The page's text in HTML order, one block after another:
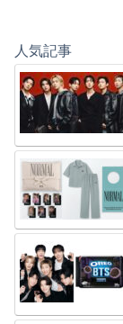
人気記事